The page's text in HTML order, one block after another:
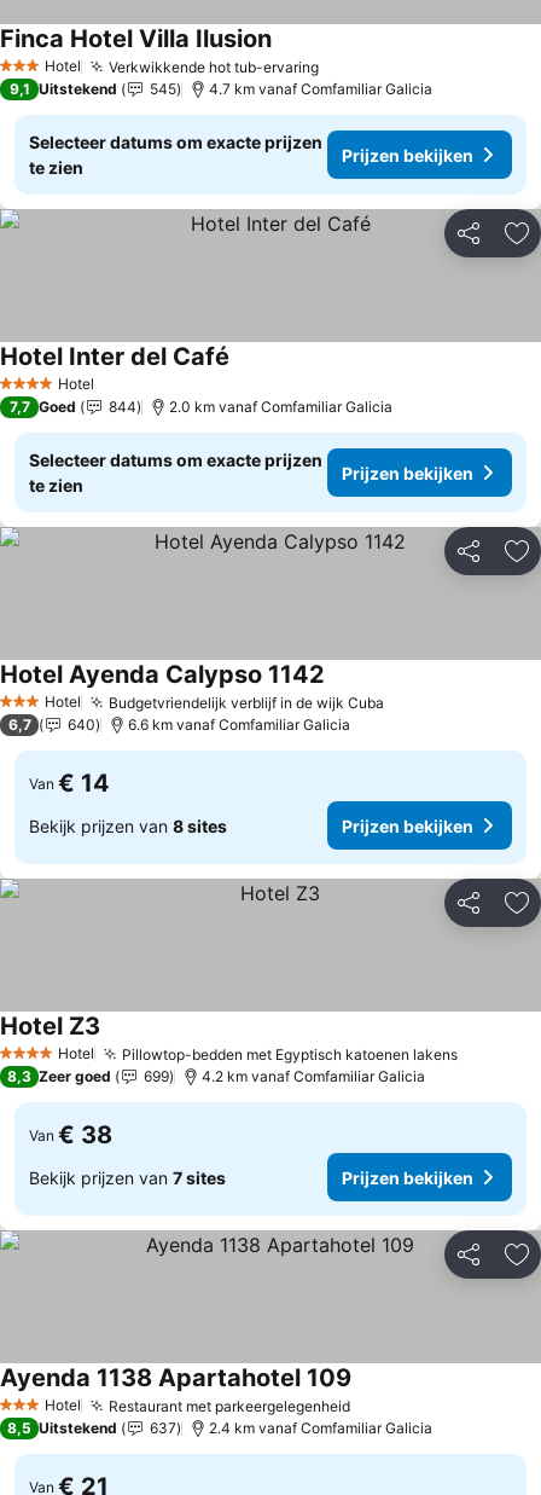
3 SterrenHotel Verkwikkende hot tub-ervaringPrijzen bekijken
Finca Hotel Villa IlusionPrijzen bekijken
9,1 Uitstekend 545 4.7 km vanaf Comfamiliar Galicia
Selecteer datums om exacte prijzen
te zien
Prijzen bekijken
Delen
4 SterrenHotel
Hotel Inter del Café
7,7 Goed 844 2.0 km vanaf Comfamiliar Galicia
Selecteer datums om exacte prijzen
te zien
Prijzen bekijken
Delen
3 SterrenHotel Budgetvriendelijk verblijf in de wijk Cuba
Hotel Ayenda Calypso 1142
6,7 640 6.6 km vanaf Comfamiliar Galicia
Van € 14
Bekijk prijzen van 8 sites Prijzen bekijken
Delen
4 SterrenHotel Pillowtop-bedden met Egyptisch katoenen lakensPrijzen
Hotel Z3
8,3 Zeer goed 699 4.2 km vanaf Comfamiliar Galicia
Van € 38
Bekijk prijzen van 7 sites Prijzen bekijken
Delen
3 SterrenHotel Restaurant met parkeergelegenheidPrijzen bekijken
Ayenda 1138 Apartahotel 109
8,5 Uitstekend 637 2.4 km vanaf Comfamiliar Galicia
Van € 21